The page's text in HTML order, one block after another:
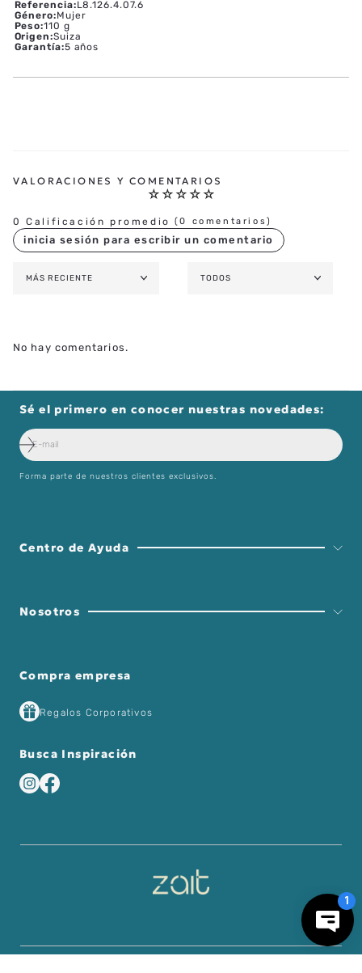
Referencia:L8.126.4.07.6
Género:Mujer
Peso:110 g
Origen:Suiza
Garantía:5 años
☆ ☆ ☆ ☆ ☆
0 Calificación promedio (0 comentarios)
MÁS RECIENTE TODOS
No hay comentarios.
Sé el primero en conocer nuestras novedades:
Forma parte de nuestros clientes exclusivos.
Centro de Ayuda
Nosotros
Compra empresa
Regalos Corporativos
Busca Inspiración